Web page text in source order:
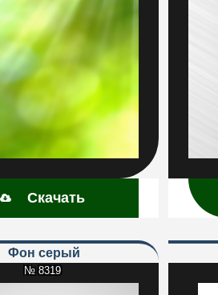
Скачать
Фон серый
№ 8319